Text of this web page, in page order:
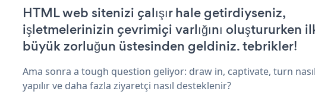
HTML web sitenizi çalışır hale getirdiyseniz,
işletmelerinizin çevrimiçi varlığını oluştururken
büyük zorluğun üstesinden geldiniz. tebrikler!
Ama sonra a tough question geliyor: draw in, captivate, turn nasıl
yapılır ve daha fazla ziyaretçi nasıl desteklenir?